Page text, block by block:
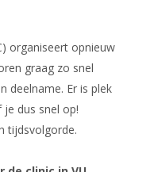
organiseert opnieuw
graag zo snel
deelname. Er is plek
dus snel op!
tijdsvolgorde.